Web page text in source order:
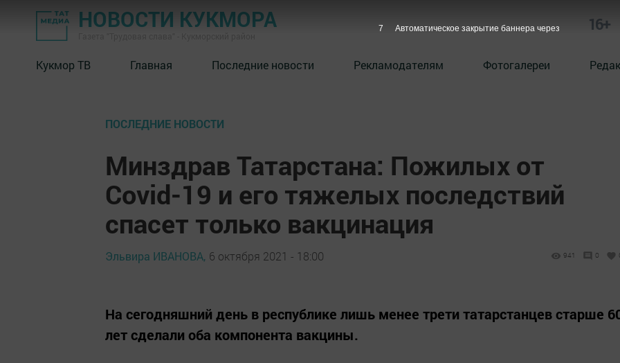
НОВОСТИ КУКМОРА 16+
Кукмор ТВ Главная Последние новости Рекламодателям Фотогалереи
ПОСЛЕДНИЕ НОВОСТИ
Минздрав Татарстана: Пожилых от
Covid-19 и его тяжелых последствий
спасет только вакцинация
Эльвира ИВАНОВА, 6 октября 2021 - 18:00 941 0
На сегодняшний день в республике лишь менее трети татарстанцев старше
лет сделали оба компонента вакцины.
6 Автоматическое закрытие баннера через